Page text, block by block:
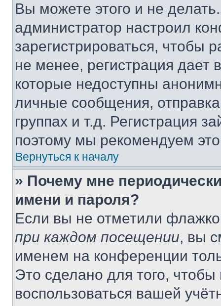
Вы можете этого и не
администратор настроил
зарегистрироваться, чтобы
не менее, регистрация
которые недоступны
личные сообщения,
группах и т.д. Регистрация
поэтому мы рекомендуем
Вернуться к началу
» Почему мне
имени и пароля?
Если вы не отметили
при каждом посещении, вы
именем на конференции
Это сделано для того, чтобы
воспользоваться вашей